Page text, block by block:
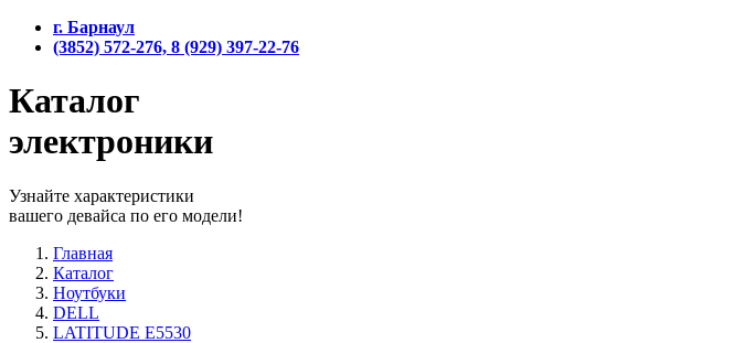
г. Барнаул
(3852) 572-276, 8 (929) 397-22-76
Каталог
электроники
Узнайте характеристики
вашего девайса по его модели!
Главная
Каталог
Ноутбуки
DELL
LATITUDE E5530